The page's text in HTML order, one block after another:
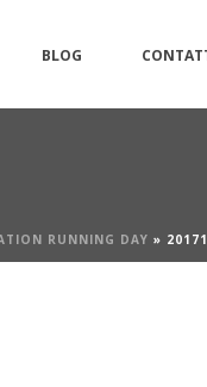
BLOG
RUNNING DAY »